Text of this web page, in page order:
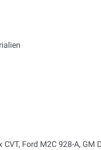
Ford M2C 928-A, GM